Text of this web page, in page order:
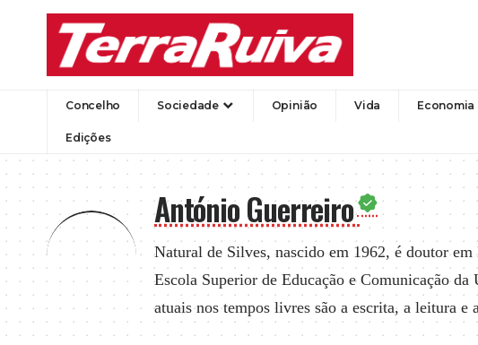
Concelho Sociedade Opinião Vida Economia
Edições
António Guerreiro
Natural de Silves, nascido em 1962, é doutor
Escola Superior de Educação e Comunicação
atuais nos tempos livres são a escrita, a leitura e